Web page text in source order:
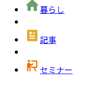
暮らし
記事
セミナー